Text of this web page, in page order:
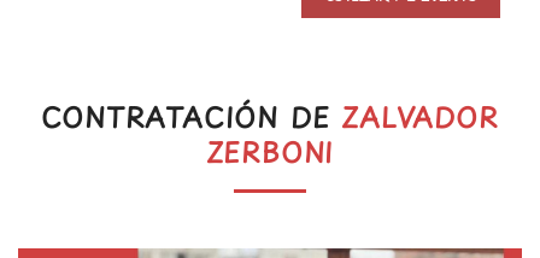
CONTRATACIÓN DE ZALVADOR
ZERBONI